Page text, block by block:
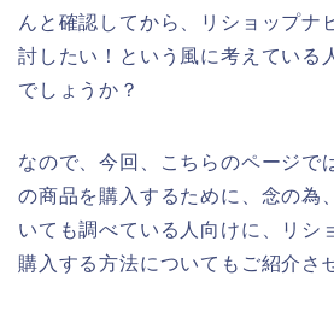
んと確認してから、リショップナ
討したい！という風に考えている
でしょうか？
なので、今回、こちらのページで
の商品を購入するために、念の為
いても調べている人向けに、リシ
購入する方法についてもご紹介さ